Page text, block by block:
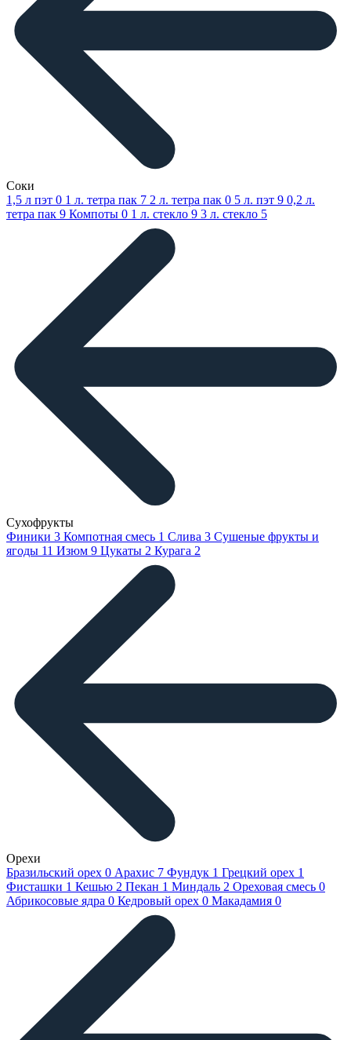
Соки
1,5 л пэт 0 1 л. тетра пак 7 2 л. тетра пак 0 5 л. пэт 9 0,2 л.
тетра пак 9 Компоты 0 1 л. стекло 9 3 л. стекло 5
Сухофрукты
Финики 3 Компотная смесь 1 Слива 3 Сушеные фрукты и
ягоды 11 Изюм 9 Цукаты 2 Курага 2
Орехи
Бразильский орех 0 Арахис 7 Фундук 1 Грецкий орех 1
Фисташки 1 Кешью 2 Пекан 1 Миндаль 2 Ореховая смесь 0
Абрикосовые ядра 0 Кедровый орех 0 Макадамия 0